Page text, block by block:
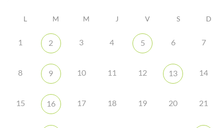
L M M J V S D
1 2 3 4 5 6 7
8 9 10 11 12 13 14
15 16 17 18 19 20 21